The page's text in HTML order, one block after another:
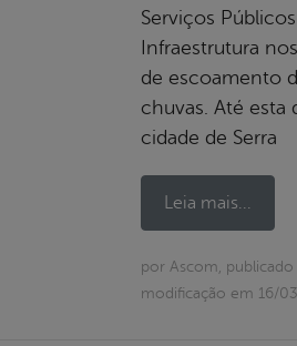
Serviços
Infraestrutura
de escoamento
chuvas. Até esta
cidade de Serra
Leia mais...
por Ascom,
modificação em 16/